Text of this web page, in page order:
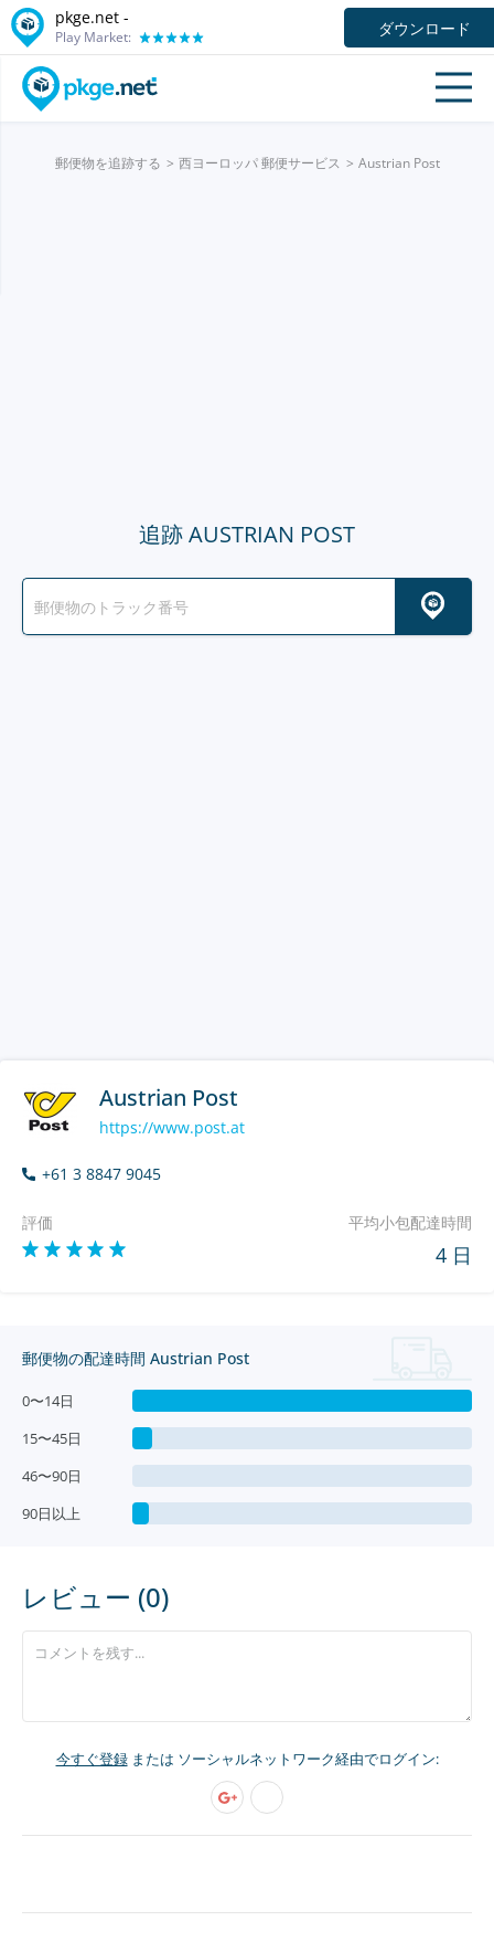
pkge.net -
Play Market: ダウンロード
郵便物を追跡する 西ヨーロッパ 郵便サービス Austrian Post
追跡 AUSTRIAN POST
Austrian Post
https://www.post.at
+61 3 8847 9045
評価 平均小包配達時間
4 日
郵便物の配達時間 Austrian Post
0〜14日
15〜45日
46〜90日
90日以上
レビュー (0)
今すぐ登録または ソーシャルネットワーク経由でログイン: